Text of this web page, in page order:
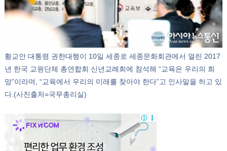
황교안 대통령 권한대행이 10일 세종로 세종문화회관에서 열린 2017
년 한국 교원단체 총연합회 신년교례회에 참석해 “교육은 우리의 희
망”이라며, “교육에서 우리의 미래를 찾아야 한다”고 인사말을 하고 있
다.(사진출처=국무총리실)